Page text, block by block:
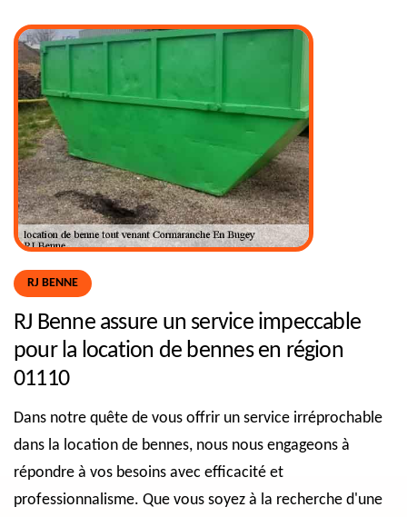
RJ BENNE
RJ Benne assure un service impeccable
pour la location de bennes en région
01110
Dans notre quête de vous offrir un service irréprochable
dans la location de bennes, nous nous engageons à
répondre à vos besoins avec efficacité et
professionnalisme. Que vous soyez à la recherche d'une